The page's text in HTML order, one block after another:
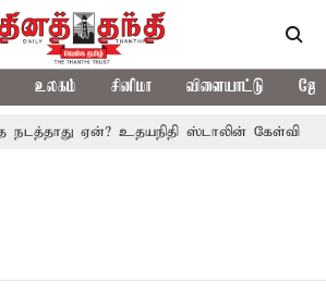
உலகம் சினிமா விளையாட்டு
ஏன்? உதயநிதி ஸ்டாலின் கேள்வி